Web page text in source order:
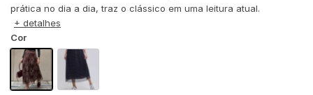
prática no dia a dia, traz o clássico em uma leitura atual.
+ detalhes
Cor